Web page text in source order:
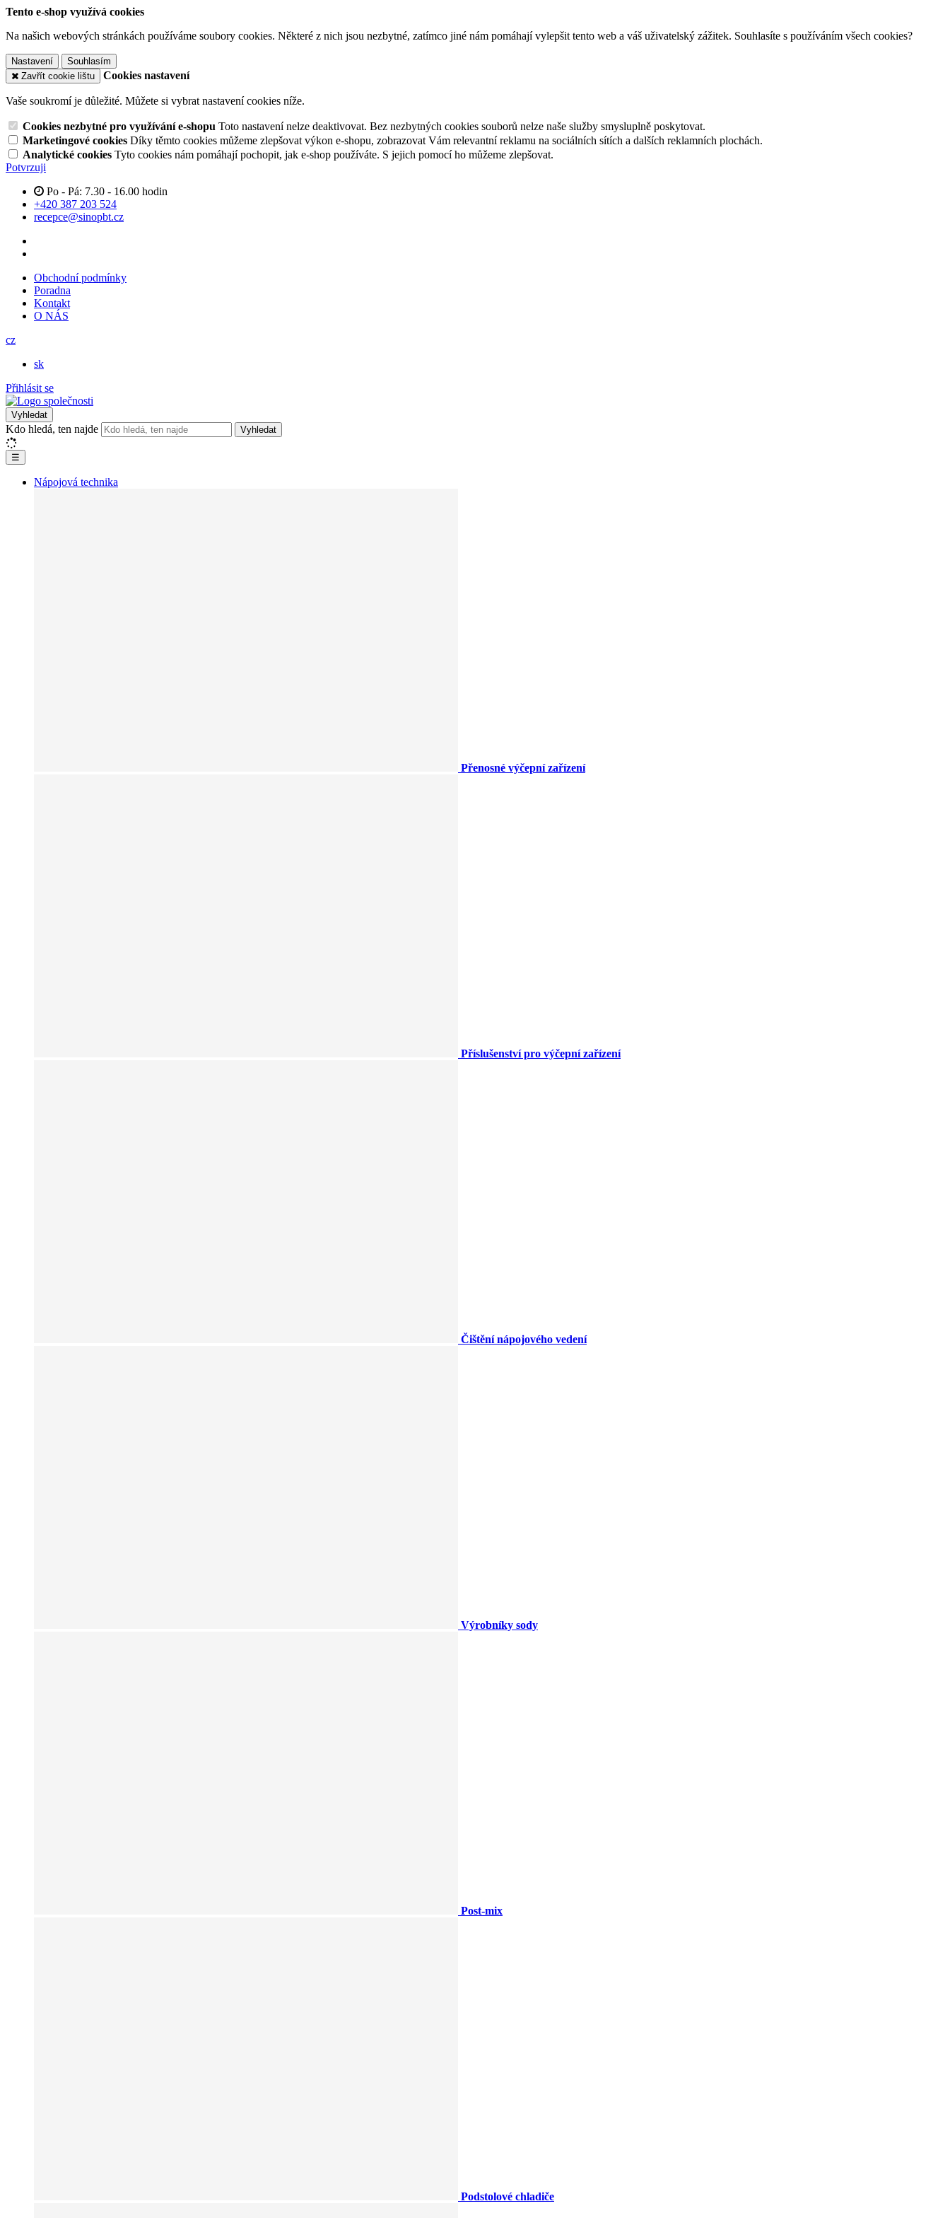
Tento e-shop využívá cookies
Na našich webových stránkách používáme soubory cookies. Některé z nich jsou nezbytné, zatímco jiné nám pomáhají vylepšit tento web a váš uživatelský zážitek. Souhlasíte s používáním všech cookies?
Nastavení
Souhlasím
Zavřít cookie lištu
Cookies nastavení
Vaše soukromí je důležité. Můžete si vybrat nastavení cookies níže.
Cookies nezbytné pro využívání e-shopu Toto nastavení nelze deaktivovat. Bez nezbytných cookies souborů nelze naše služby smysluplně poskytovat.
Marketingové cookies Díky těmto cookies můžeme zlepšovat výkon e-shopu, zobrazovat Vám relevantní reklamu na sociálních sítích a dalších reklamních plochách.
Analytické cookies Tyto cookies nám pomáhají pochopit, jak e-shop používáte. S jejich pomocí ho můžeme zlepšovat.
Potvrzuji
Po - Pá: 7.30 - 16.00 hodin
+420 387 203 524
recepce@sinopbt.cz
Obchodní podmínky
Poradna
Kontakt
O NÁS
cz
sk
Přihlásit se
Vyhledat
Kdo hledá, ten najde Vyhledat
☰
Nápojová technika
Přenosné výčepní zařízení
Příslušenství pro výčepní zařízení
Čištění nápojového vedení
Výrobníky sody
Post-mix
Podstolové chladiče